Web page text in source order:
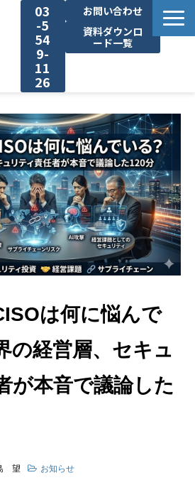
03
-5
54
9-
11
26
お問い合わせ
資料ダウンロ
ード一覧
は何に悩んで
の経営層、セキュ
が本音で議論した
望 お知らせ